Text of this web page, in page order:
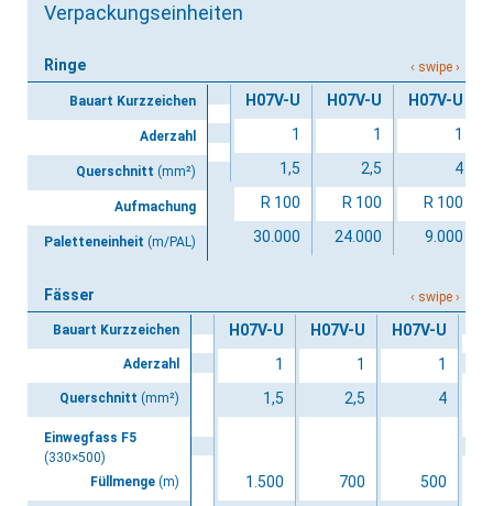
Verpackungseinheiten
Ringe
Bauart Kurzzeichen
Aderzahl
Querschnitt (mm²)
Aufmachung
Paletteneinheit (m/PAL)
H07V-U
1
1,5
R 100
30.000
H07V-U
1
2,5
R 100
24.000
H07V-U
1
4
R 100
9.000
Fässer
Bauart Kurzzeichen
Aderzahl
Querschnitt (mm²)
Einwegfass F5
(330×500)
Füllmenge (m)
H07V-U
1
1,5
1.500
H07V-U
1
2,5
700
H07V-U
1
4
500